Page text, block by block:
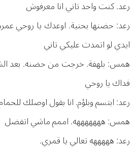
رعد. كنت واحد تاني انا معرفوش
رعد: حضنها بحنية. اوعدك يا روحي
ايدي لو اتمدت عليكي تاني
همس: بلهفة. خرجت من حضنه. بعد
فداك يا روحي
رعد: ابتسم وبلؤم. انا بقول اوصلك
همس: هههههههه. اممم ماشي اتفضل
رعد: هههههه تعالي يا قمري.